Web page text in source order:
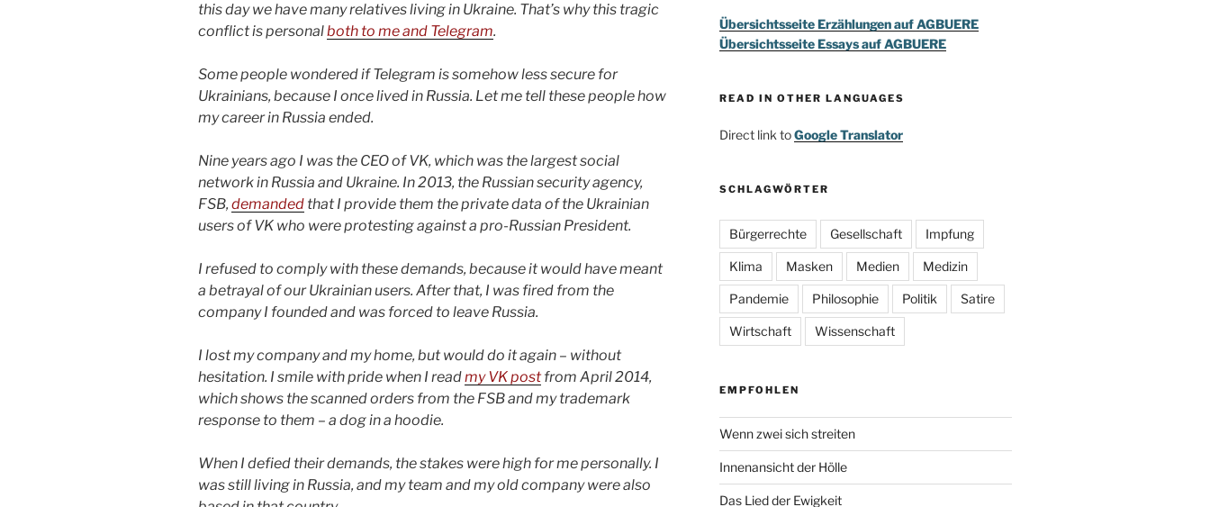
this day we have many relatives living in Ukraine. That’s why this tragic
conflict is personalboth to me and Telegram.
Some people wondered if Telegram is somehow less secure for
Ukrainians, because I once lived in Russia. Let me tell these people how
my career in Russia ended.
Nine years ago I was the CEO of VK, which was the largest social
network in Russia and Ukraine. In 2013, the Russian security agency,
FSB, demanded that I provide them the private data of the Ukrainian
users of VK who were protesting against a pro-Russian President.
I refused to comply with these demands, because it would have meant
a betrayal of our Ukrainian users. After that, I was fired from the
company I founded and was forced to leave Russia.
I lost my company and my home, but would do it again – without
hesitation. I smile with pride when I readmy VK postfrom April 2014,
which shows the scanned orders from the FSB and my trademark
response to them – a dog in a hoodie.
When I defied their demands, the stakes were high for me personally. I
was still living in Russia, and my team and my old company were also
Übersichtsseite Erzählungen auf AGBUERE
Übersichtsseite Essays auf AGBUERE
READ IN OTHER LANGUAGES
Direct link toGoogle Translator
SCHLAGWÖRTER
Bürgerrechte Gesellschaft Impfung
Klima Masken Medien Medizin
Pandemie Philosophie Politik Satire
Wirtschaft Wissenschaft
EMPFOHLEN
Wenn zwei sich streiten
Innenansicht der Hölle
Das Lied der Ewigkeit